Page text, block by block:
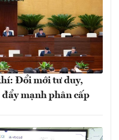
Đổi mới tư duy,
mạnh phân cấp